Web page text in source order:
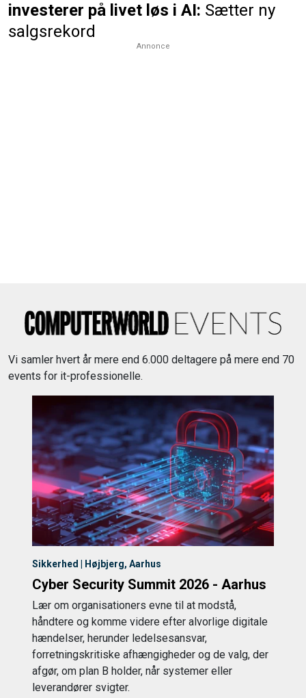
investerer på livet løs i AI: Sætter ny
salgsrekord
Annonce
Vi samler hvert år mere end 6.000 deltagere på mere end 70
events for it-professionelle.
Sikkerhed | Højbjerg, Aarhus
Cyber Security Summit 2026 - Aarhus
Lær om organisationers evne til at modstå,
håndtere og komme videre efter alvorlige digitale
hændelser, herunder ledelsesansvar,
forretningskritiske afhængigheder og de valg, der
afgør, om plan B holder, når systemer eller
leverandører svigter.